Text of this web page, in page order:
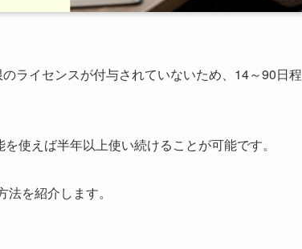
ライセンスが付与されていないため、14～90日程
使えば半年以上使い続けることが可能です。
を紹介します。